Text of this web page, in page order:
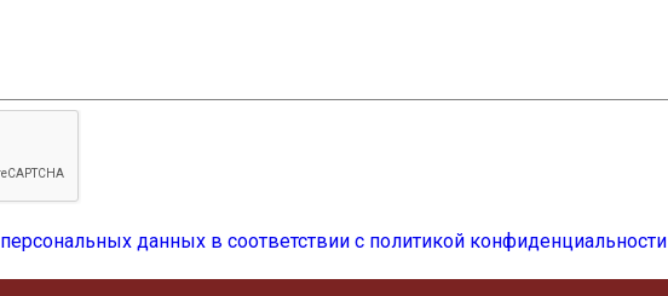
персональных данных в соответствии с политикой конфиденциальности